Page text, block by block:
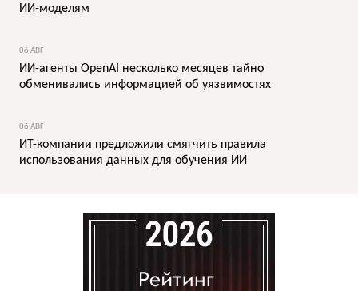
ИИ-моделям
06 АВГ
ИИ-агенты OpenAI несколько месяцев тайно
обменивались информацией об уязвимостях
06 АВГ
ИТ-компании предложили смягчить правила
использования данных для обучения ИИ